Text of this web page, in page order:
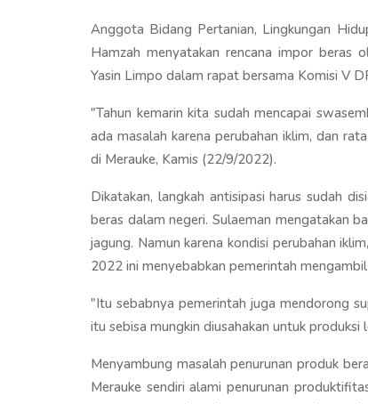
Anggota Bidang Pertanian, Lingkungan
Hamzah menyatakan rencana impor beras
Yasin Limpo dalam rapat bersama Komisi V
"Tahun kemarin kita sudah mencapai
ada masalah karena perubahan iklim, dan
di Merauke, Kamis (22/9/2022).
Dikatakan, langkah antisipasi harus sudah
beras dalam negeri. Sulaeman mengatakan
jagung. Namun karena kondisi perubahan
2022 ini menyebabkan pemerintah
"Itu sebabnya pemerintah juga mendorong
itu sebisa mungkin diusahakan untuk produksi
Menyambung masalah penurunan produk
Merauke sendiri alami penurunan